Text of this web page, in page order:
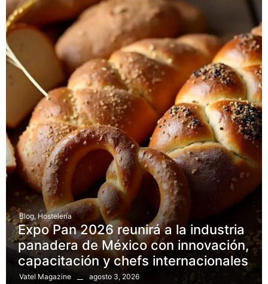
Blog, Hostelería
Expo Pan 2026 reunirá a la industria
panadera de México con innovación,
capacitación y chefs internacionales
Vatel Magazine agosto 3, 2026